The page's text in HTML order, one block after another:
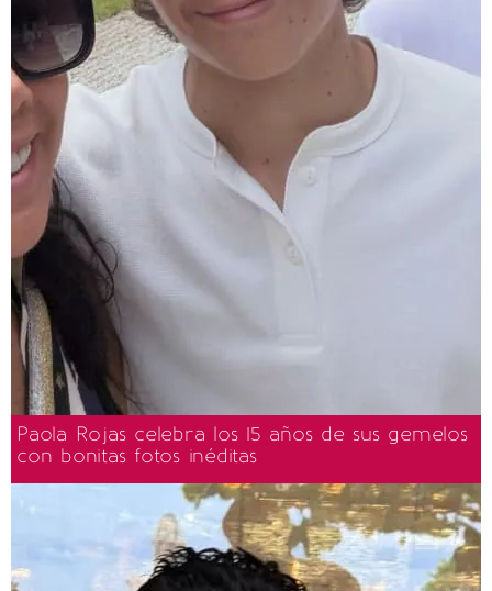
Paola Rojas celebra los 15 años de sus gemelos
con bonitas fotos inéditas